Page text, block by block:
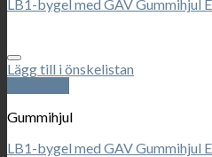
LB1-bygel med GAV Gummihjul
Lägg till i önskelistan
Gummihjul
LB1-bygel med GAV Gummihjul